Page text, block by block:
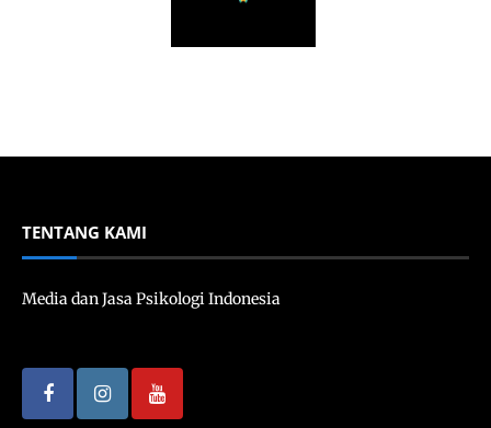
TENTANG KAMI
Media dan Jasa Psikologi Indonesia